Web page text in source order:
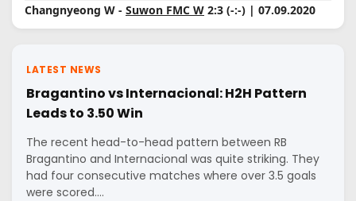
Changnyeong W - Suwon FMC W 2:3 (-:-) | 07.09.2020
LATEST NEWS
Bragantino vs Internacional: H2H Pattern
Leads to 3.50 Win
The recent head-to-head pattern between RB
Bragantino and Internacional was quite striking. They
had four consecutive matches where over 3.5 goals
were scored.…